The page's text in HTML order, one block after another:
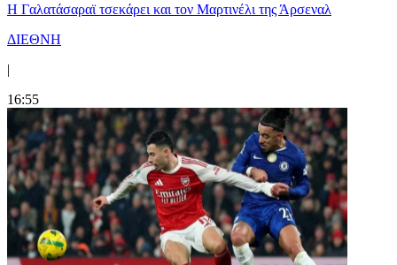
H Γαλατάσαραϊ τσεκάρει και τον Μαρτινέλι της Άρσεναλ
ΔΙΕΘΝΗ
|
16:55